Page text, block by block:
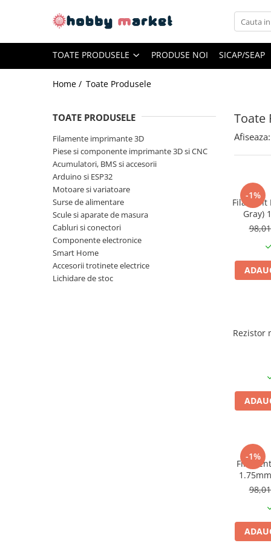
PLA SILK
Piese si componente imprimante
Piese electrice si electronice
Piese mecanice
Pat printare
TOATE PRODUSELE PRODUSE NOI SICAP/SEAP
Home / Toate Produsele
Toate
TOATE PRODUSELE
Filamente imprimante 3D
Piese si componente imprimante 3D si CNC
Acumulatori, BMS si accesorii
Arduino si ESP32
Motoare si variatoare
Surse de alimentare
Scule si aparate de masura
Cabluri si conectori
Componente electronice
Smart Home
Accesorii trotinete electrice
Lichidare de stoc
Afiseaza:
-1%
Filament
Gray)
Rezistor
-1%